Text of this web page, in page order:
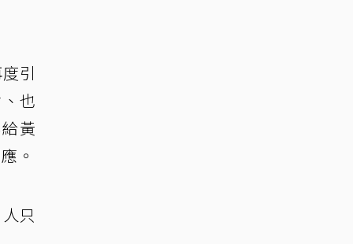
引
也
黃
。
只